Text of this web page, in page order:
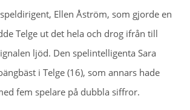
Ellen Åström, som gjorde en
Telge ut det hela och drog ifrån till
ljöd. Den spelintelligenta Sara
i Telge (16), som annars hade
fem spelare på dubbla siffror.